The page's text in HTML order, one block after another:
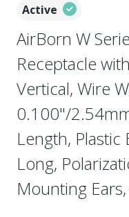
Active
AirBorn W
Receptacle
Vertical, Wire
0.100"/
Length, Plastic
Long,
Mounting